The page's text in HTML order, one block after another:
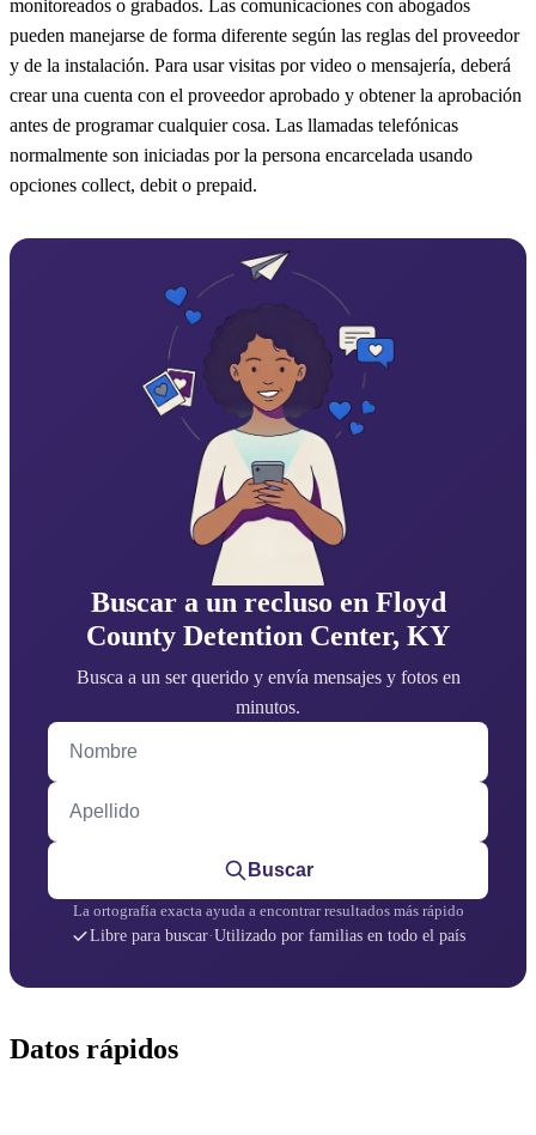
monitoreados o grabados. Las comunicaciones con abogados
pueden manejarse de forma diferente según las reglas del proveedor
y de la instalación. Para usar visitas por video o mensajería, deberá
crear una cuenta con el proveedor aprobado y obtener la aprobación
antes de programar cualquier cosa. Las llamadas telefónicas
normalmente son iniciadas por la persona encarcelada usando
opciones collect, debit o prepaid.
Buscar a un recluso en Floyd
County Detention Center, KY
Busca a un ser querido y envía mensajes y fotos en
minutos.
Nombre
Apellido
Buscar
La ortografía exacta ayuda a encontrar resultados más rápido
Libre para buscar·Utilizado por familias en todo el país
Datos rápidos